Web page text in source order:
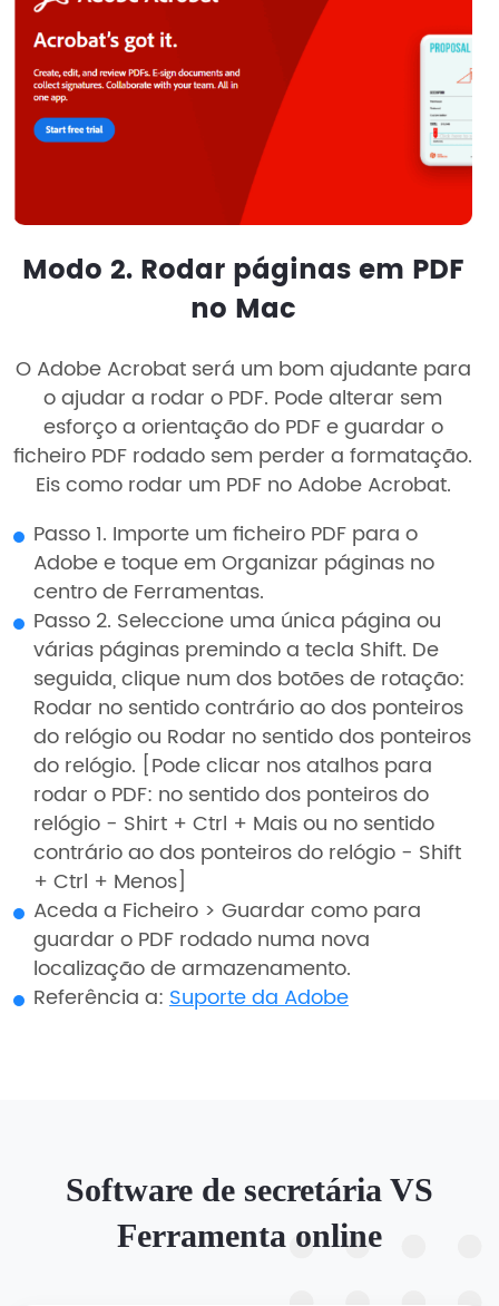
Modo 2. Rodar páginas em PDF
no Mac
O Adobe Acrobat será um bom ajudante para
o ajudar a rodar o PDF. Pode alterar sem
esforço a orientação do PDF e guardar o
ficheiro PDF rodado sem perder a formatação.
Eis como rodar um PDF no Adobe Acrobat.
Passo 1. Importe um ficheiro PDF para o
Adobe e toque em Organizar páginas no
centro de Ferramentas.
Passo 2. Seleccione uma única página ou
várias páginas premindo a tecla Shift. De
seguida, clique num dos botões de rotação:
Rodar no sentido contrário ao dos ponteiros
do relógio ou Rodar no sentido dos ponteiros
do relógio. [Pode clicar nos atalhos para
rodar o PDF: no sentido dos ponteiros do
relógio - Shirt + Ctrl + Mais ou no sentido
contrário ao dos ponteiros do relógio - Shift
+ Ctrl + Menos]
Aceda a Ficheiro > Guardar como para
guardar o PDF rodado numa nova
localização de armazenamento.
Referência a: Suporte da Adobe
Software de secretária VS
Ferramenta online